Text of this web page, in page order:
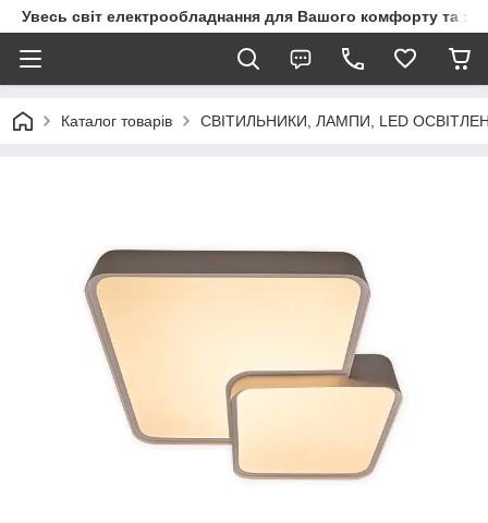
Увесь світ електрообладнання для Вашого комфорту та
Каталог товарів СВІТИЛЬНИКИ, ЛАМПИ, LED